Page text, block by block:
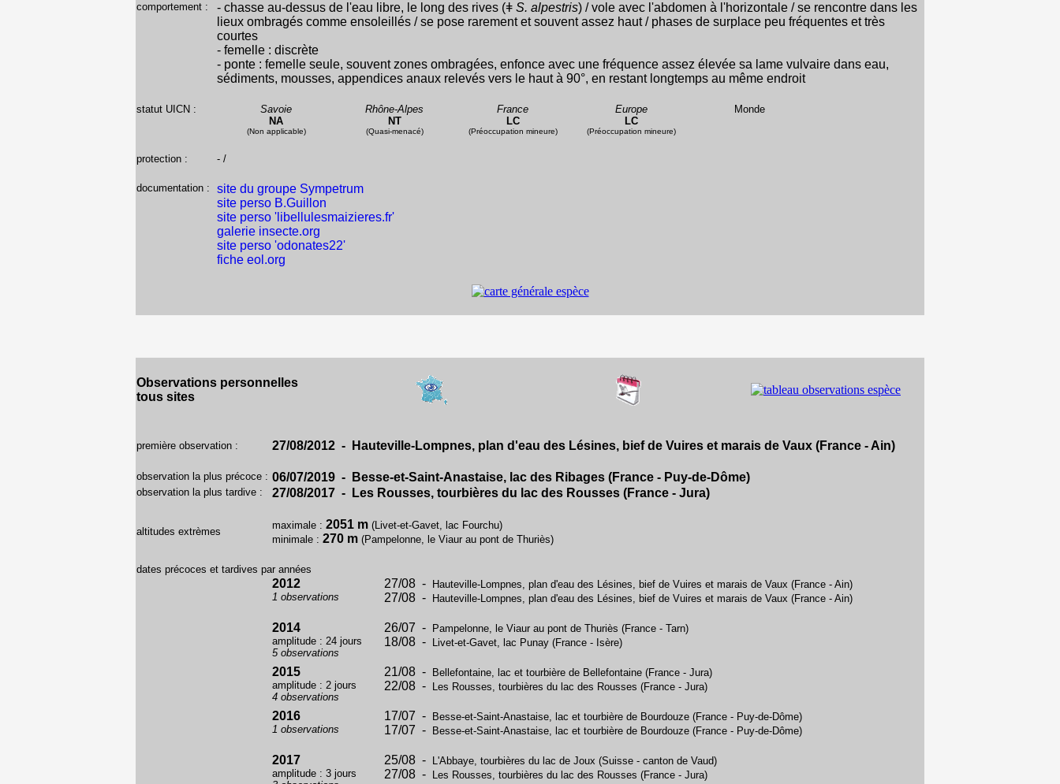
comportement : - chasse au-dessus de l'eau libre, le long des rives (ǂ S. alpestris) / vole avec l'abdomen à l'horizontale / se rencontre dans les
lieux ombragés comme ensoleillés / se pose rarement et souvent assez haut / phases de surplace peu fréquentes et très
courtes
- femelle : discrète
- ponte : femelle seule, souvent zones ombragées, enfonce avec une fréquence assez élevée sa lame vulvaire dans eau,
sédiments, mousses, appendices anaux relevés vers le haut à 90°, en restant longtemps au même endroit
statut UICN : Savoie Rhône-Alpes France Europe
Monde
NA
(Non applicable)
NT
(Quasi-menacé)
LC
(Préoccupation mineure)
LC
(Préoccupation mineure)
protection : - /
documentation :
site du groupe Sympetrum
site perso B.Guillon
site perso 'libellulesmaizieres.fr'
galerie insecte.org
site perso 'odonates22'
fiche eol.org
Observations personnelles
tous sites
première observation : 27/08/2012 - Hauteville-Lompnes, plan d'eau des Lésines, bief de Vuires et marais de Vaux (France - Ain)
observation la plus précoce : 06/07/2019 - Besse-et-Saint-Anastaise, lac des Ribages (France - Puy-de-Dôme)
observation la plus tardive : 27/08/2017 - Les Rousses, tourbières du lac des Rousses (France - Jura)
altitudes extrèmes
maximale : 2051 m (Livet-et-Gavet, lac Fourchu)
minimale : 270 m (Pampelonne, le Viaur au pont de Thuriès)
dates précoces et tardives par années
2012
1 observations
27/08 - Hauteville-Lompnes, plan d'eau des Lésines, bief de Vuires et marais de Vaux (France - Ain)
27/08 - Hauteville-Lompnes, plan d'eau des Lésines, bief de Vuires et marais de Vaux (France - Ain)
2014
amplitude : 24 jours
5 observations
26/07 - Pampelonne, le Viaur au pont de Thuriès (France - Tarn)
18/08 - Livet-et-Gavet, lac Punay (France - Isère)
2015
amplitude : 2 jours
4 observations
21/08 - Bellefontaine, lac et tourbière de Bellefontaine (France - Jura)
22/08 - Les Rousses, tourbières du lac des Rousses (France - Jura)
2016
1 observations
17/07 - Besse-et-Saint-Anastaise, lac et tourbière de Bourdouze (France - Puy-de-Dôme)
17/07 - Besse-et-Saint-Anastaise, lac et tourbière de Bourdouze (France - Puy-de-Dôme)
2017
amplitude : 3 jours
25/08 - L'Abbaye, tourbières du lac de Joux (Suisse - canton de Vaud)
27/08 - Les Rousses, tourbières du lac des Rousses (France - Jura)